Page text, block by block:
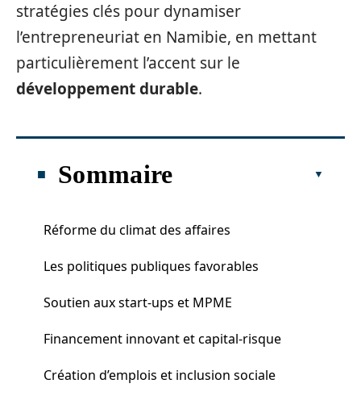
stratégies clés pour dynamiser
l’entrepreneuriat en Namibie, en mettant
particulièrement l’accent sur le
développement durable.
Sommaire
Réforme du climat des affaires
Les politiques publiques favorables
Soutien aux start-ups et MPME
Financement innovant et capital-risque
Création d’emplois et inclusion sociale